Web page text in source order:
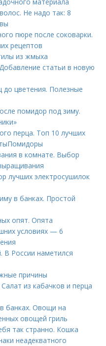
Не надо так: 8
пюре после соковарки.
рецептов
из жмыха
статьи в новую
цветения. Полезные
помидор под зиму.
перца. Топ 10 лучших
в комнате. Выбор
лучших электросушилок
в банках. Простой
опят. Опята
условиях — 6
В России наметился
причины
из кабачков и перца
банках. Овощи на
овощей гриль
так странно. Кошка
неадекватного